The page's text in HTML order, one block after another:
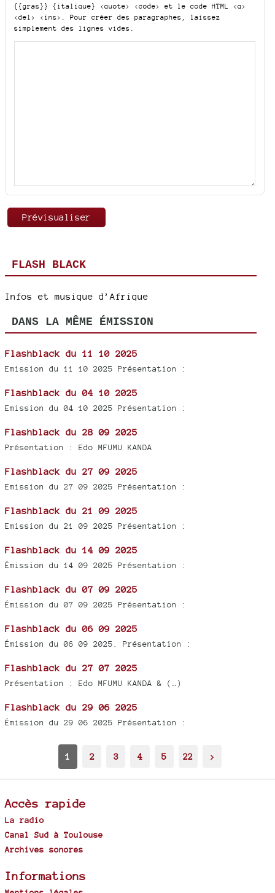
{{gras}} {italique} <quote> <code>
et le code HTML <q>
<del> <ins>
. Pour créer des paragraphes, laissez
simplement des lignes vides.
FLASH BLACK
Infos et musique d’Afrique
DANS LA MÊME ÉMISSION
Flashblack du 11 10 2025
Emission du 11 10 2025 Présentation :
Flashblack du 04 10 2025
Emission du 04 10 2025 Présentation :
Flashblack du 28 09 2025
Présentation : Edo MFUMU KANDA
Flashblack du 27 09 2025
Emission du 27 09 2025 Présentation :
Flashblack du 21 09 2025
Emission du 21 09 2025 Présentation :
Flashblack du 14 09 2025
Émission du 14 09 2025 Présentation :
Flashblack du 07 09 2025
Émission du 07 09 2025 Présentation :
Flashblack du 06 09 2025
Émission du 06 09 2025. Présentation :
Flashblack du 27 07 2025
Présentation : Edo MFUMU KANDA & (…)
Flashblack du 29 06 2025
Émission du 29 06 2025 Présentation :
1 2 3 4 5 22 >
Accès rapide
La radio
Canal Sud à Toulouse
Archives sonores
Informations